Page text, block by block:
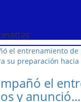
el
y anunció...